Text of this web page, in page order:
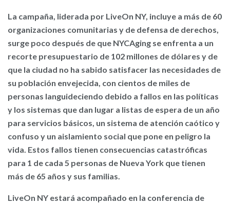
La campaña, liderada por LiveOn NY, incluye a más de 60
organizaciones comunitarias y de defensa de derechos,
surge poco después de que NYCAging se enfrenta a un
recorte presupuestario de 102 millones de dólares y de
que la ciudad no ha sabido satisfacer las necesidades de
su población envejecida, con cientos de miles de
personas languideciendo debido a fallos en las políticas
y los sistemas que dan lugar a listas de espera de un año
para servicios básicos, un sistema de atención caótico y
confuso y un aislamiento social que pone en peligro la
vida. Estos fallos tienen consecuencias catastróficas
para 1 de cada 5 personas de Nueva York que tienen
más de 65 años y sus familias.
LiveOn NY estará acompañado en la conferencia de